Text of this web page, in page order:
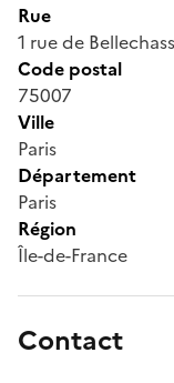
Rue
1 rue de
Code postal
75007
Ville
Paris
Département
Paris
Région
Île-de-France
Contact